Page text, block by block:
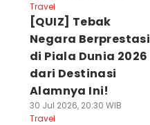
Travel
[QUIZ] Tebak
Negara Berprestasi
di Piala Dunia 2026
dari Destinasi
Alamnya Ini!
30 Jul 2026, 20:30 WIB
Travel